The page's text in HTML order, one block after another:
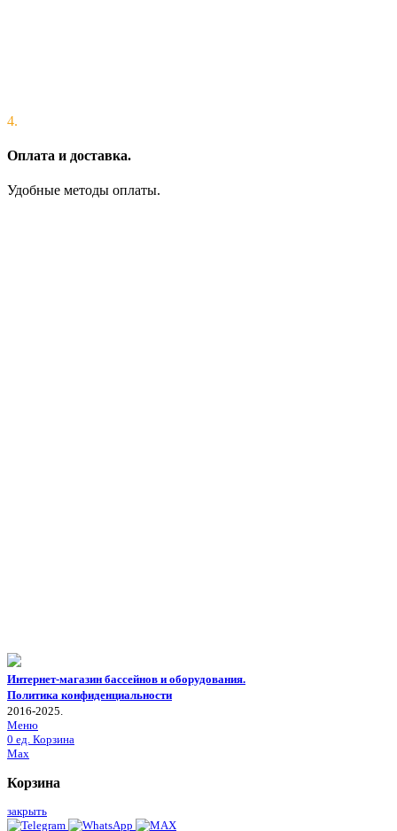
4.
Оплата и доставка.
Удобные методы оплаты.
Интернет-магазин бассейнов и оборудования.
Политика конфиденциальности
2016-2025.
Меню
0 ед. Корзина
Max
Корзина
закрыть